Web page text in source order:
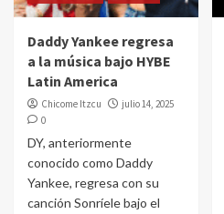
Daddy Yankee regresa
a la música bajo HYBE
Latin America
Chicome Itzcu
julio 14, 2025
0
DY, anteriormente
conocido como Daddy
Yankee, regresa con su
canción Sonríele bajo el